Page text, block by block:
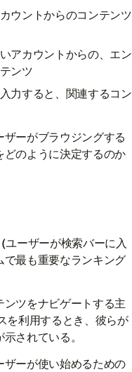
ウントからのコンテンツ
アカウントからの、エン
ンツ
力すると、関連するコン
ーがブラウジングする
のように決定するのか
ユーザーが検索バーに入
で最も重要なランキング
ツをナビゲートする主
を利用するとき、彼らが
されている。
ザーが使い始めるための